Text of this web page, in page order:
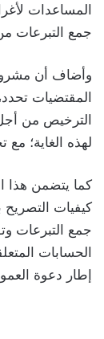
المساعدات
جمع التبرعات
وأضاف أن
المقتضيات
الترخيص من
لهذه الغاية؛
كما يتضمن هذا
كيفيات التصريح
جمع التبرعات
الحسابات
إطار دعوة